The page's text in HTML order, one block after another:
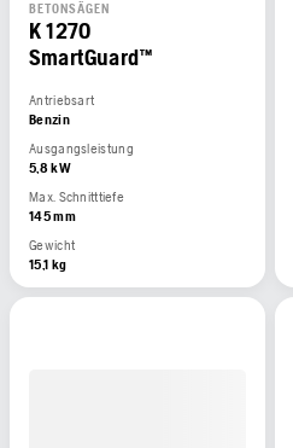
BETONSÄGEN
K 1270
SmartGuard™
Antriebsart
Benzin
Ausgangsleistung
5,8 kW
Max. Schnitttiefe
145 mm
Gewicht
15,1 kg